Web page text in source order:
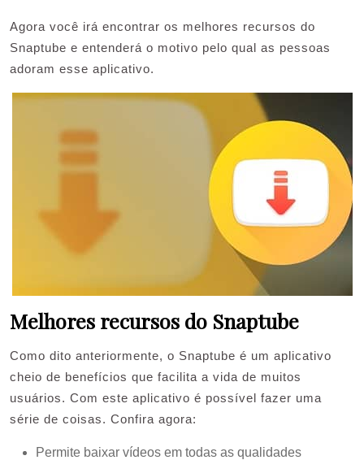
Agora você irá encontrar os melhores recursos do
Snaptube e entenderá o motivo pelo qual as pessoas
adoram esse aplicativo.
Melhores recursos do Snaptube
Como dito anteriormente, o Snaptube é um aplicativo
cheio de benefícios que facilita a vida de muitos
usuários. Com este aplicativo é possível fazer uma
série de coisas. Confira agora:
Permite baixar vídeos em todas as qualidades